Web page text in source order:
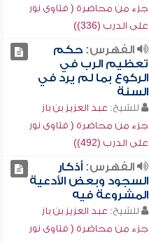
جزء من محاضرة ( فتاوى نور
على الدرب (336))
الفهرس:حكم
تعظيم الرب في
الركوع بما لم يرد في
السنة
للشيخ: عبد العزيز بن باز
جزء من محاضرة ( فتاوى نور
على الدرب (492))
الفهرس:أذكار
السجود وبعض الأدعية
المشروعة فيه
للشيخ: عبد العزيز بن باز
جزء من محاضرة ( فتاوى نور